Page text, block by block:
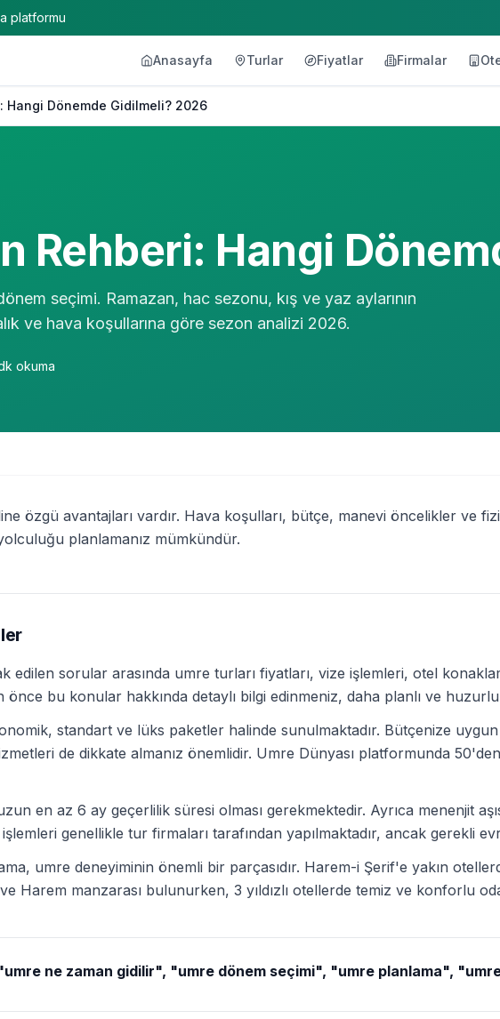
platformu
Anasayfa Turlar Fiyatlar Firmalar
Hangi Dönemde Gidilmeli? 2026
Rehberi: Hangi
seçimi. Ramazan, hac sezonu, kış ve yaz aylarının
ve hava koşullarına göre sezon analizi 2026.
okuma
özgü avantajları vardır. Hava koşulları, bütçe, manevi öncelikler ve
planlamanız mümkündür.
sorular arasında umre turları fiyatları, vize işlemleri, otel
bu konular hakkında detaylı bilgi edinmeniz, daha planlı ve huzurlu
standart ve lüks paketler halinde sunulmaktadır. Bütçenize
de dikkate almanız önemlidir. Umre Dünyası platformunda
en az 6 ay geçerlilik süresi olması gerekmektedir. Ayrıca menenjit
genellikle tur firmaları tarafından yapılmaktadır, ancak gerekli
umre deneyiminin önemli bir parçasıdır. Harem-i Şerif'e yakın
Harem manzarası bulunurken, 3 yıldızlı otellerde temiz ve konforlu
ne zaman gidilir", "umre dönem seçimi", "umre planlama",